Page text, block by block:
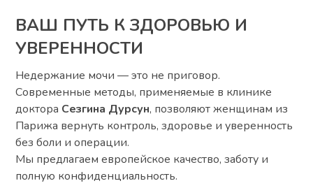
ВАШ ПУТЬ К ЗДОРОВЬЮ И
УВЕРЕННОСТИ
Недержание мочи — это не приговор.
Современные методы, применяемые в клинике
доктора Сезгина Дурсун, позволяют женщинам из
Парижа вернуть контроль, здоровье и уверенность
без боли и операции.
Мы предлагаем европейское качество, заботу и
полную конфиденциальность.